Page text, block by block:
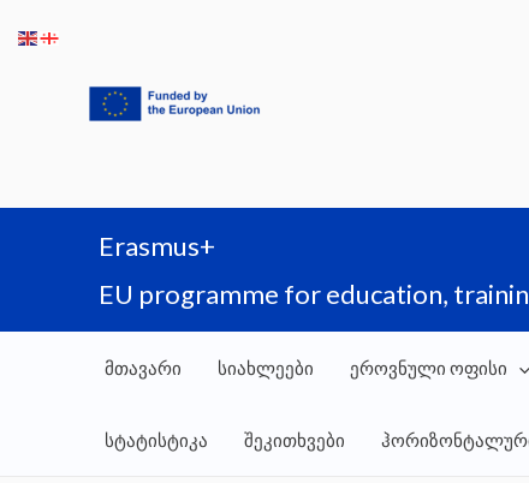
Erasmus+
EU programme for education,
მთავარი სიახლეები ეროვნული ოფისი
სტატისტიკა შეკითხვები